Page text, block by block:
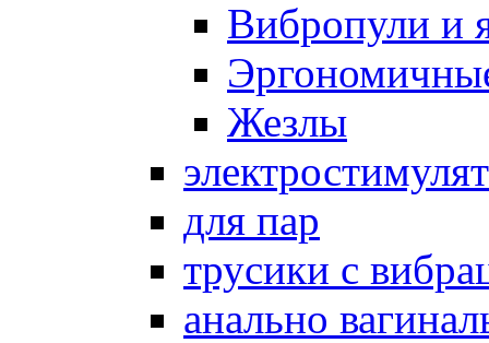
Вибропули и
Жезлы
для пар
трусики с
анально